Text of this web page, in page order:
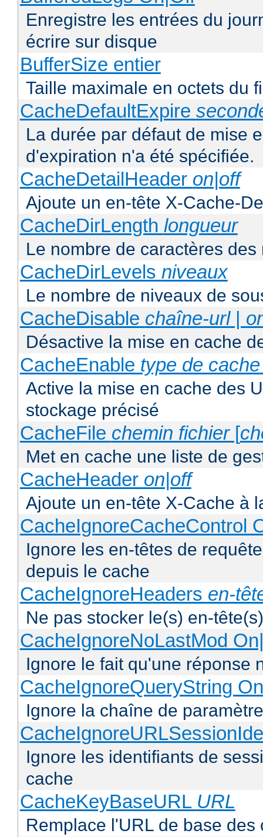
Enregistre les entrées du
écrire sur disque
BufferSize entier
Taille maximale en octets du
CacheDefaultExpire
La durée par défaut de mise
d'expiration n'a été spécifiée.
CacheDetailHeader on|off
Ajoute un en-tête X-Cache-
CacheDirLength longueur
Le nombre de caractères
CacheDirLevels niveaux
Le nombre de niveaux de
CacheDisable chaîne-url|
Désactive la mise en cache
CacheEnable type de cache
Active la mise en cache des
stockage précisé
CacheFile chemin fichier[
Met en cache une liste de
CacheHeader on|off
Ajoute un en-tête X-Cache à
CacheIgnoreCacheControl
Ignore les en-têtes de
depuis le cache
CacheIgnoreHeaders en-
Ne pas stocker le(s) en-
CacheIgnoreNoLastMod
Ignore le fait qu'une réponse
CacheIgnoreQueryString
Ignore la chaîne de
Ignore les identifiants de
cache
CacheKeyBaseURL URL
Remplace l'URL de base